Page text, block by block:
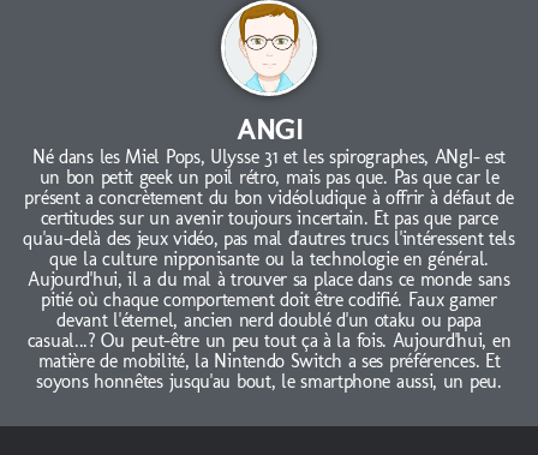
ANGI
Né dans les Miel Pops, Ulysse 31 et les spirographes, ANgI- est
un bon petit geek un poil rétro, mais pas que. Pas que car le
présent a concrètement du bon vidéoludique à offrir à défaut de
certitudes sur un avenir toujours incertain. Et pas que parce
qu'au-delà des jeux vidéo, pas mal d'autres trucs l'intéressent tels
que la culture nipponisante ou la technologie en général.
Aujourd'hui, il a du mal à trouver sa place dans ce monde sans
pitié où chaque comportement doit être codifié. Faux gamer
devant l'éternel, ancien nerd doublé d'un otaku ou papa
casual...? Ou peut-être un peu tout ça à la fois. Aujourd'hui, en
matière de mobilité, la Nintendo Switch a ses préférences. Et
soyons honnêtes jusqu'au bout, le smartphone aussi, un peu.